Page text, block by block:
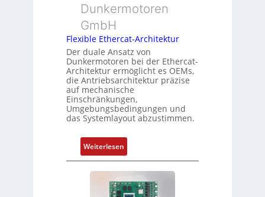
e
w
a
c
h
u
n
g
s
s
u
n
g
u
n
Z
u
s
t
e
t
y
p
s
o
r
g
t
f
ü
r
m
e
Dunkermotoren
GmbH
Flexible Ethercat-Architektur
Der duale Ansatz von
Dunkermotoren bei der Ethercat-
Architektur ermöglicht es OEMs,
die Antriebsarchitektur präzise
auf mechanische
Einschränkungen,
Umgebungsbedingungen und
das Systemlayout abzustimmen.
Weiterlesen:
F
l
e